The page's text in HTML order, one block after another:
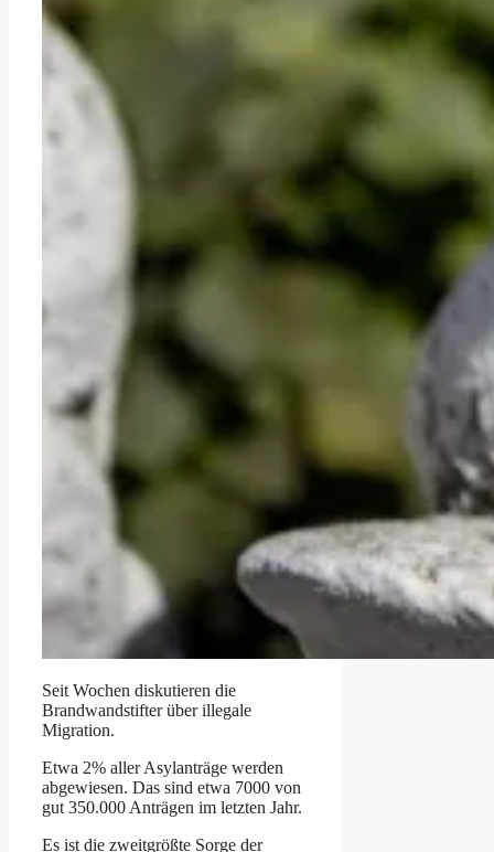
Seit Wochen diskutieren die
Brandwandstifter über illegale
Migration.
Etwa 2% aller Asylanträge werden
abgewiesen. Das sind etwa 7000 von
gut 350.000 Anträgen im letzten Jahr.
Es ist die zweitgrößte Sorge der